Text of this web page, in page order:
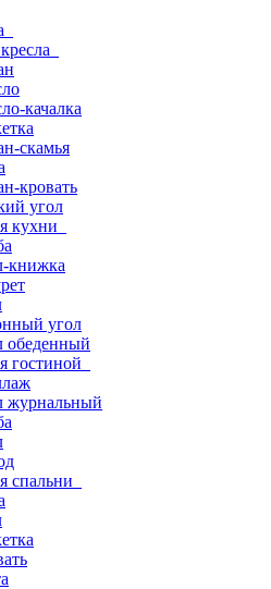
качалка
скамья
кровать
угол
кухни
книжка
угол
обеденный
гостиной
журнальный
спальни